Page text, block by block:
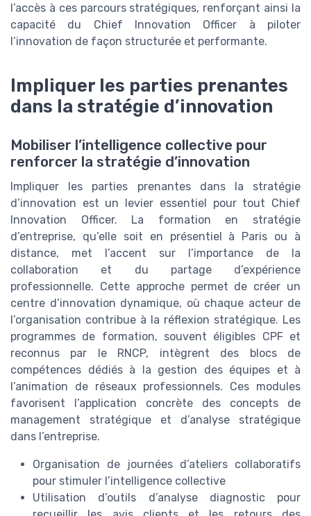
l’accès à ces parcours stratégiques, renforçant ainsi la
capacité du Chief Innovation Officer à piloter
l’innovation de façon structurée et performante.
Impliquer les parties prenantes
dans la stratégie d’innovation
Mobiliser l’intelligence collective pour
renforcer la stratégie d’innovation
Impliquer les parties prenantes dans la stratégie
d’innovation est un levier essentiel pour tout Chief
Innovation Officer. La formation en stratégie
d’entreprise, qu’elle soit en présentiel à Paris ou à
distance, met l’accent sur l’importance de la
collaboration et du partage d’expérience
professionnelle. Cette approche permet de créer un
centre d’innovation dynamique, où chaque acteur de
l’organisation contribue à la réflexion stratégique. Les
programmes de formation, souvent éligibles CPF et
reconnus par le RNCP, intègrent des blocs de
compétences dédiés à la gestion des équipes et à
l’animation de réseaux professionnels. Ces modules
favorisent l’application concrète des concepts de
management stratégique et d’analyse stratégique
dans l’entreprise.
Organisation de journées d’ateliers collaboratifs
pour stimuler l’intelligence collective
Utilisation d’outils d’analyse diagnostic pour